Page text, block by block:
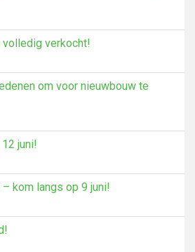
volledig verkocht!
om voor nieuwbouw te
juni!
kom langs op 9 juni!